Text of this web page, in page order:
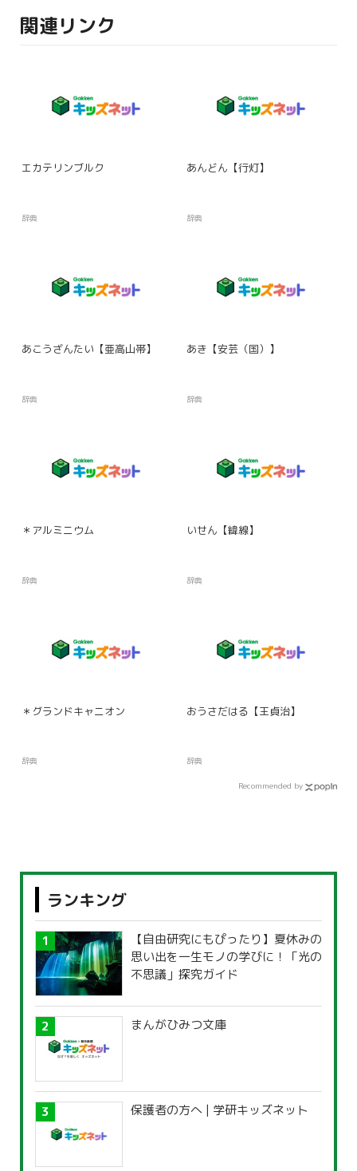
関連リンク
エカテリンブルク
辞典
あんどん【行灯】
辞典
あこうざんたい【亜高山帯】
辞典
あき【安芸（国）】
辞典
＊アルミニウム
辞典
いせん【緯線】
辞典
＊グランドキャニオン
辞典
おうさだはる【王貞治】
辞典
Recommended by
ランキング
【自由研究にもぴったり】夏休みの
思い出を一生モノの学びに！「光の
不思議」探究ガイド
まんがひみつ文庫
保護者の方へ | 学研キッズネット